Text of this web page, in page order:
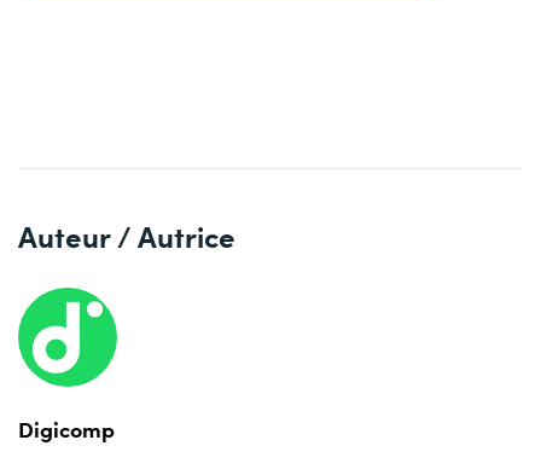
Auteur / Autrice
Digicomp